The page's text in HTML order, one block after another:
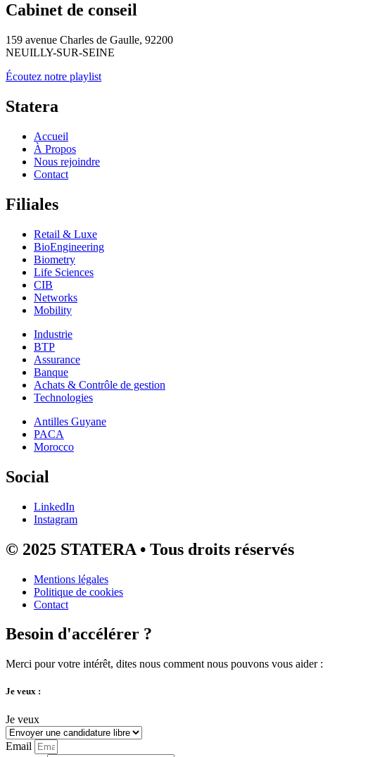
Cabinet de conseil
159 avenue Charles de Gaulle, 92200
NEUILLY-SUR-SEINE
Écoutez notre playlist
Statera
Accueil
À Propos
Nous rejoindre
Contact
Filiales
Retail & Luxe
BioEngineering
Biometry
Life Sciences
CIB
Networks
Mobility
Industrie
BTP
Assurance
Banque
Achats & Contrôle de gestion
Technologies
Antilles Guyane
PACA
Morocco
Social
LinkedIn
Instagram
© 2025 STATERA • Tous droits réservés
Mentions légales
Politique de cookies
Contact
Besoin d'accélérer ?
Merci pour votre intérêt, dites nous comment nous pouvons vous aider :
Je veux :
Je veux
Email